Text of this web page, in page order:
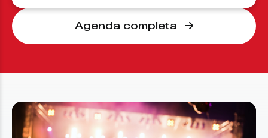
Agenda completa